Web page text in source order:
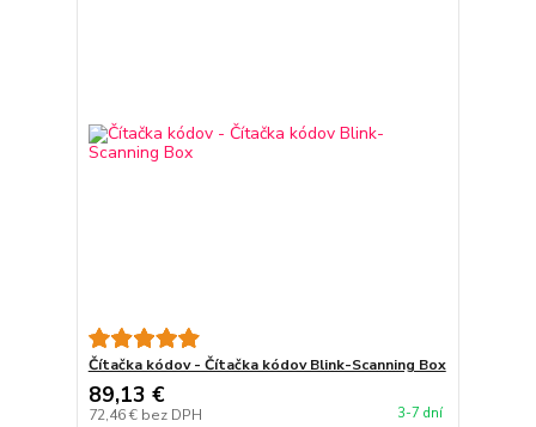
Čítačka kódov - Čítačka kódov Blink-Scanning Box
89,13 €
72,46 € bez DPH 3-7 dní